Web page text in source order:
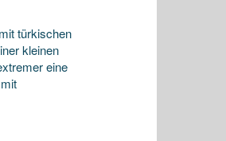
türkischen
kleinen
eine